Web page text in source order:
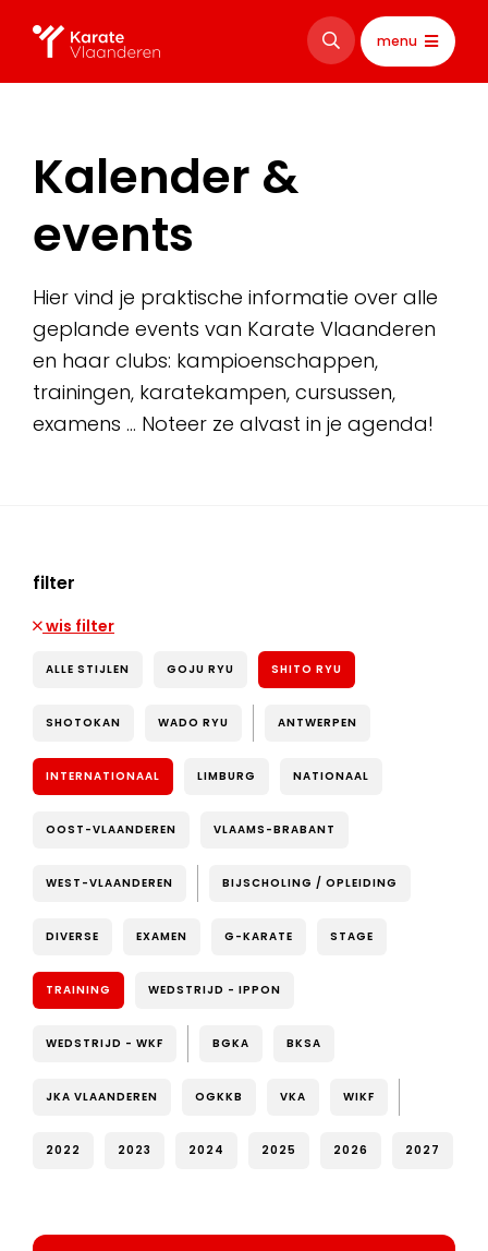
menu
Kalender &
events
Hier vind je praktische informatie over alle
geplande events van Karate Vlaanderen
en haar clubs: kampioenschappen,
trainingen, karatekampen, cursussen,
examens … Noteer ze alvast in je agenda!
filter
wis filter
ALLE STIJLEN GOJU RYU SHITO RYU
SHOTOKAN WADO RYU ANTWERPEN
INTERNATIONAAL LIMBURG NATIONAAL
OOST-VLAANDEREN VLAAMS-BRABANT
WEST-VLAANDEREN BIJSCHOLING / OPLEIDING
DIVERSE EXAMEN G-KARATE STAGE
TRAINING WEDSTRIJD - IPPON
WEDSTRIJD - WKF BGKA BKSA
JKA VLAANDEREN OGKKB VKA WIKF
2022 2023 2024 2025 2026 2027